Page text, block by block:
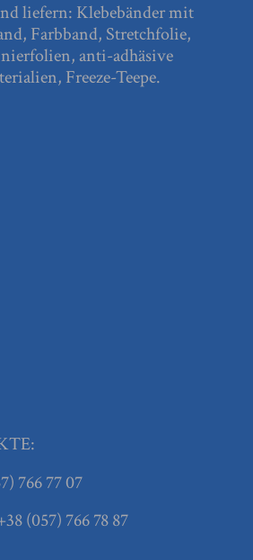
liefern: Klebebänder mit
Farbband, Stretchfolie,
anti-adhäsive
Freeze-Teepe.
766 77 07
(057) 766 78 87